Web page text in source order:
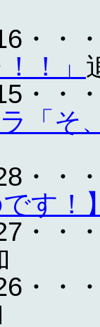
・・
！」
・・
「
・・
す！
・・
・・